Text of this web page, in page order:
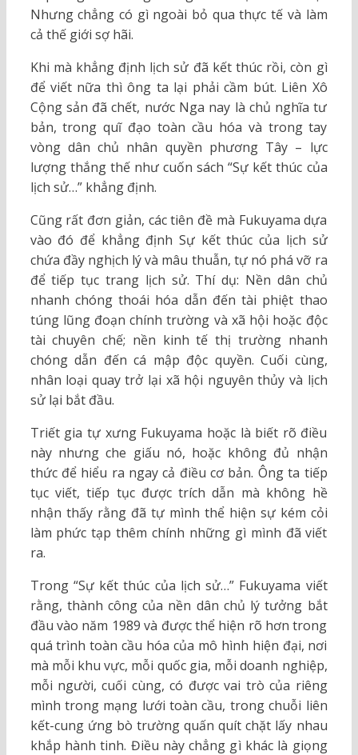
Nhưng chẳng có gì ngoài bỏ qua thực tế và làm
cả thế giới sợ hãi.
Khi mà khẳng định lịch sử đã kết thúc rồi, còn gì
để viết nữa thì ông ta lại phải cầm bút. Liên Xô
Cộng sản đã chết, nước Nga nay là chủ nghĩa tư
bản, trong quĩ đạo toàn cầu hóa và trong tay
vòng dân chủ nhân quyền phương Tây – lực
lượng thắng thế như cuốn sách “Sự kết thúc của
lịch sử…” khẳng định.
Cũng rất đơn giản, các tiên đề mà Fukuyama dựa
vào đó để khẳng định Sự kết thúc của lịch sử
chứa đầy nghịch lý và mâu thuẫn, tự nó phá vỡ ra
để tiếp tục trang lịch sử. Thí dụ: Nền dân chủ
nhanh chóng thoái hóa dẫn đến tài phiệt thao
túng lũng đoạn chính trường và xã hội hoặc độc
tài chuyên chế; nền kinh tế thị trường nhanh
chóng dẫn đến cá mập độc quyền. Cuối cùng,
nhân loại quay trở lại xã hội nguyên thủy và lịch
sử lại bắt đầu.
Triết gia tự xưng Fukuyama hoặc là biết rõ điều
này nhưng che giấu nó, hoặc không đủ nhận
thức để hiểu ra ngay cả điều cơ bản. Ông ta tiếp
tục viết, tiếp tục được trích dẫn mà không hề
nhận thấy rằng đã tự mình thể hiện sự kém cỏi
làm phức tạp thêm chính những gì mình đã viết
ra.
Trong “Sự kết thúc của lịch sử…” Fukuyama viết
rằng, thành công của nền dân chủ lý tưởng bắt
đầu vào năm 1989 và được thể hiện rõ hơn trong
quá trình toàn cầu hóa của mô hình hiện đại, nơi
mà mỗi khu vực, mỗi quốc gia, mỗi doanh nghiệp,
mỗi người, cuối cùng, có được vai trò của riêng
mình trong mạng lưới toàn cầu, trong chuỗi liên
kết-cung ứng bò trường quấn quít chặt lấy nhau
khắp hành tinh. Điều này chẳng gì khác là giọng